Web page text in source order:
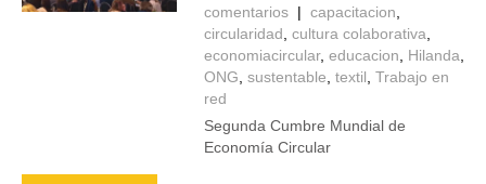
comentarios | capacitacion
circularidad cultura colaborativa
economiacircular, educacion Hilanda
ONG sustentable textil Trabajo en
red
Segunda Cumbre Mundial de
Economía Circular